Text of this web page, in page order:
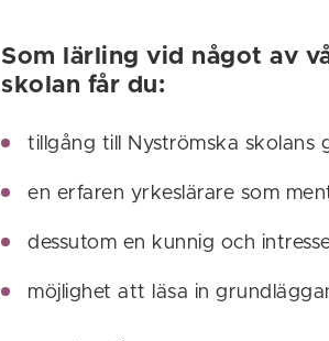
Som lärling vid något av
skolan får du:
tillgång till Nyströmska skolans
en erfaren yrkeslärare som
dessutom en kunnig och
möjlighet att läsa in